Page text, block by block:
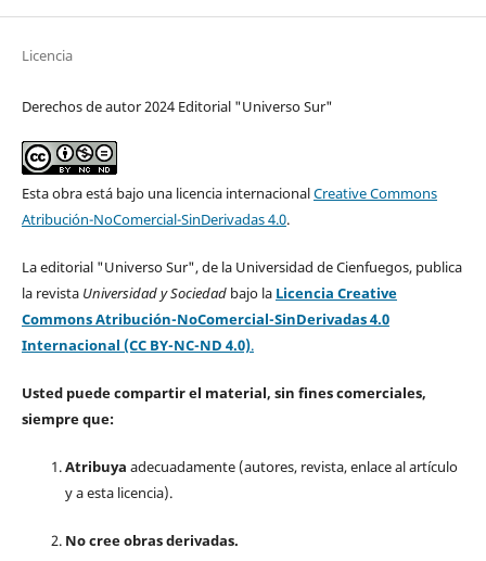
Licencia
Derechos de autor 2024 Editorial "Universo Sur"
Esta obra está bajo una licencia internacionalCreative Commons
Atribución-NoComercial-SinDerivadas 4.0.
La editorial "Universo Sur", de la Universidad de Cienfuegos, publica
la revista Universidad y Sociedad bajo la Licencia Creative
Commons Atribución-NoComercial-SinDerivadas 4.0
Internacional (CC BY-NC-ND 4.0).
Usted puede compartir el material, sin fines comerciales,
siempre que:
Atribuya adecuadamente (autores, revista, enlace al artículo
y a esta licencia).
No cree obras derivadas.